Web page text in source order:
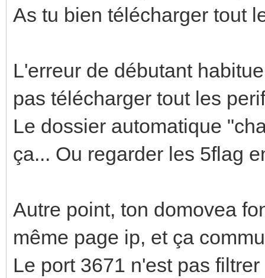
As tu bien télécharger tout
L'erreur de débutant
pas télécharger tout les
Le dossier automatique
ça... Ou regarder les 5flag
Autre point, ton domovea
même page ip, et ça
Le port 3671 n'est pas filtrer